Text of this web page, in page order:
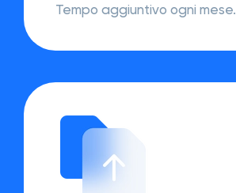
Tempo aggiuntivo ogni mese.